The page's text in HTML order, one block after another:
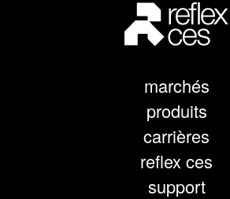
marchés
produits
carrières
reflex ces
support